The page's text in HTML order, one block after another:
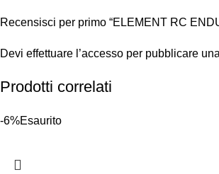
Recensisci per primo “ELEMENT RC
Devi effettuare l’accesso per pubblicare
Prodotti correlati
-6%Esaurito